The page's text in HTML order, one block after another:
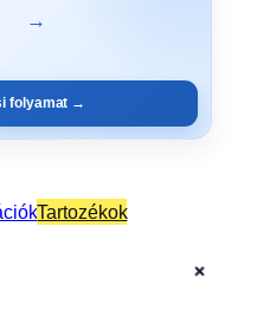
→
folyamat →
Tartozékok
+